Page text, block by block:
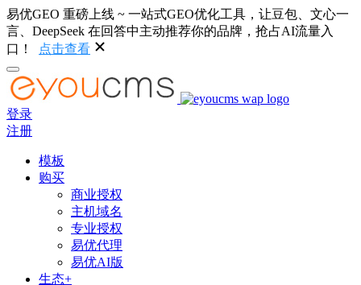
易优GEO 重磅上线 ~ 一站式GEO优化工具，让豆包、文心一
言、DeepSeek 在回答中主动推荐你的品牌，抢占AI流量入
口！
点击查看
登录
注册
模板
购买
商业授权
主机域名
专业授权
易优代理
易优AI版
生态+